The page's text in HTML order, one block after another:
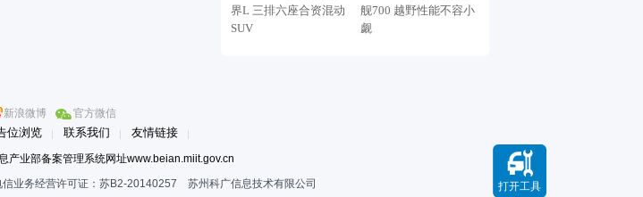
打开工具
界L 三排六座合资混动
SUV
舰700 越野性能不容小
觑
新浪微博 官方微信
位浏览 联系我们 友情链接
业部备案管理系统网址www.beian.miit.gov.cn
业务经营许可证：苏B2-20140257 苏州科广信息技术有限公司